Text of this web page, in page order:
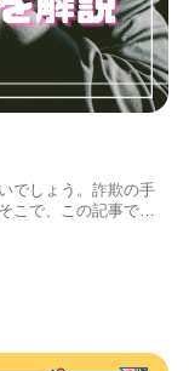
でしょう。詐欺の手
こで、この記事で
イントを詳しく解説